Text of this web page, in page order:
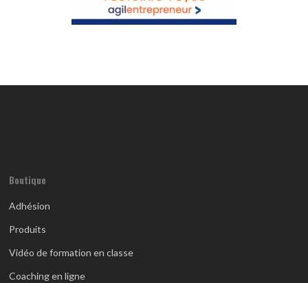
Boutique
Adhésion
Produits
Vidéo de formation en classe
Coaching en ligne